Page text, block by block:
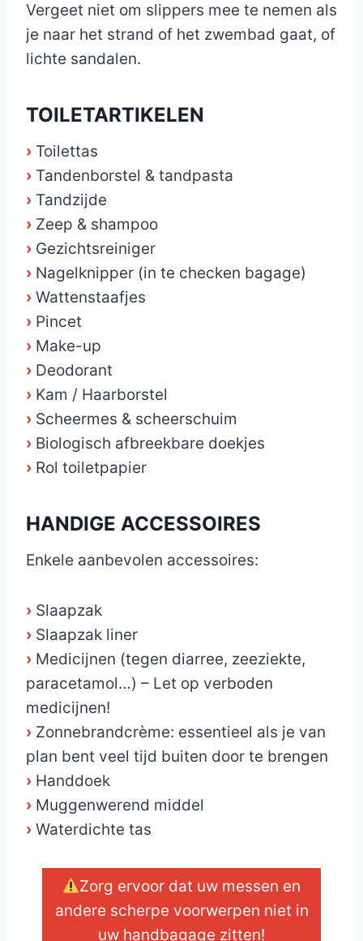
Vergeet niet om slippers mee te nemen als
je naar het strand of het zwembad gaat, of
lichte sandalen.
TOILETARTIKELEN
› Toilettas
› Tandenborstel & tandpasta
› Tandzijde
› Zeep & shampoo
› Gezichtsreiniger
› Nagelknipper (in te checken bagage)
› Wattenstaafjes
› Pincet
› Make-up
› Deodorant
› Kam / Haarborstel
› Scheermes & scheerschuim
› Biologisch afbreekbare doekjes
› Rol toiletpapier
HANDIGE ACCESSOIRES
Enkele aanbevolen accessoires:
› Slaapzak
› Slaapzak liner
› Medicijnen (tegen diarree, zeeziekte,
paracetamol…) – Let op verboden
medicijnen!
› Zonnebrandcrème: essentieel als je van
plan bent veel tijd buiten door te brengen
› Handdoek
› Muggenwerend middel
› Waterdichte tas
Zorg ervoor dat uw messen en
andere scherpe voorwerpen niet in
uw handbagage zitten!